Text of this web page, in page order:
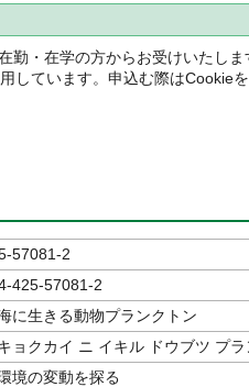
勤・在学の方からお受けいたしま
しています。申込む際はCookie
57081-2
425-57081-2
に生きる動物プランクトン
ョクカイ ニ イキル ドウブツ プ
境の変動を探る